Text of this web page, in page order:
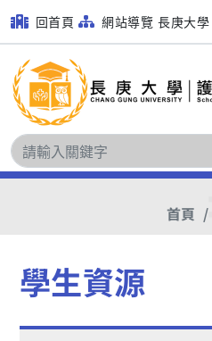
回首頁 網站導覽 長庚大學
首頁
學生資源